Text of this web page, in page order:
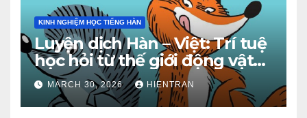
KINH NGHIỆM HỌC TIẾNG HÀN
Luyện dịch Hàn – Việt: Trí tuệ
học hỏi từ thế giới động vật
(Phần 2)
MARCH 30, 2026 HIENTRAN